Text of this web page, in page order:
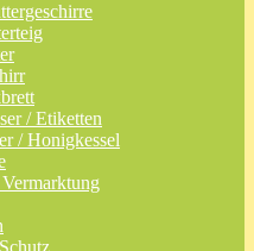
/ Etiketten
/ Honigkessel